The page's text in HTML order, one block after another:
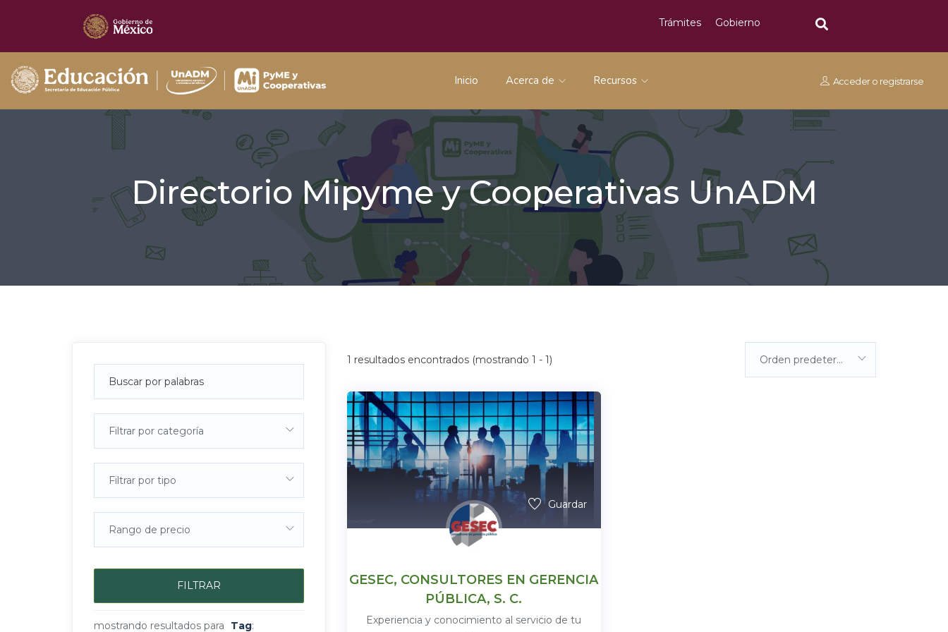
Trámites Gobierno
Inicio Acerca de Recursos Acceder o registrarse
Directorio Mipyme y Cooperativas UnADM
Filtrar por categoría
Filtrar por tipo
Rango de precio
FILTRAR
mostrando resultados para Tag:
1 resultados encontrados (mostrando 1 - 1) Orden predeterminada
Guardar
GESEC, CONSULTORES EN GERENCIA
PÚBLICA, S. C.
Experiencia y conocimiento al servicio de tu